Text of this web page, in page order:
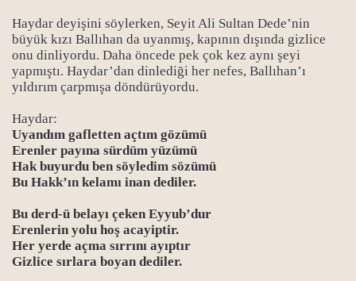
Haydar deyişini söylerken, Seyit Ali Sultan Dede’nin
büyük kızı Ballıhan da uyanmış, kapının dışında gizlice
onu dinliyordu. Daha öncede pek çok kez aynı şeyi
yapmıştı. Haydar’dan dinlediği her nefes, Ballıhan’ı
yıldırım çarpmışa döndürüyordu.
Haydar:
Uyandım gafletten açtım gözümü
Erenler payına sürdüm yüzümü
Hak buyurdu ben söyledim sözümü
Bu Hakk’ın kelamı inan dediler.
Bu derd-ü belayı çeken Eyyub’dur
Erenlerin yolu hoş acayiptir.
Her yerde açma sırrını ayıptır
Gizlice sırlara boyan dediler.